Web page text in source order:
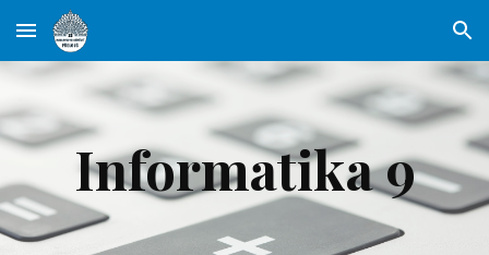
Skip to main content Skip to navigation
Informatika 9